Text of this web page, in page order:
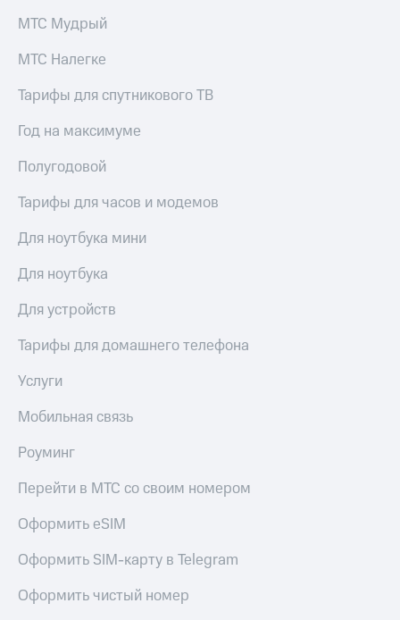
МТС Мудрый
МТС Налегке
Тарифы для спутникового ТВ
Год на максимуме
Полугодовой
Тарифы для часов и модемов
Для ноутбука мини
Для ноутбука
Для устройств
Тарифы для домашнего телефона
Услуги
Мобильная связь
Роуминг
Перейти в МТС со своим номером
Оформить eSIM
Оформить SIM-карту в Telegram
Оформить чистый номер